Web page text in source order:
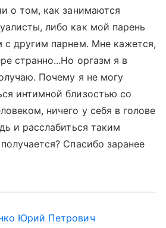
о том, как занимаются
либо как мой парень
с другим парнем. Мне кажется,
странно...Но оргазм я в
Почему я не могу
интимной близостью со
ничего у себя в голове
и расслабиться таким
Спасибо заранее
Юрий Петрович